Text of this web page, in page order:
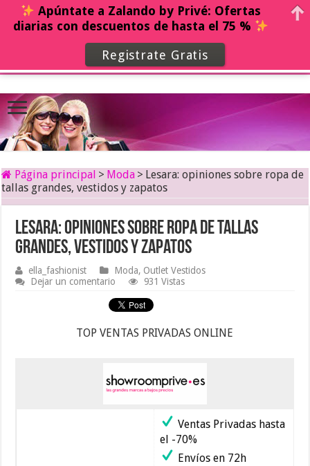
Página principal > Moda > Lesara: opiniones sobre ropa de
tallas grandes, vestidos y zapatos
Lesara: opiniones sobre ropa de tallas
grandes, vestidos y zapatos
ella_fashionist Moda, Outlet Vestidos
Dejar un comentario
931 Vistas
TOP VENTAS PRIVADAS ONLINE
Ventas Privadas hasta
el -70%
Envíos en 72h
Apúntate a Zalando by Privé: Ofertas
diarias con descuentos de hasta el 75 %
Registrate Gratis